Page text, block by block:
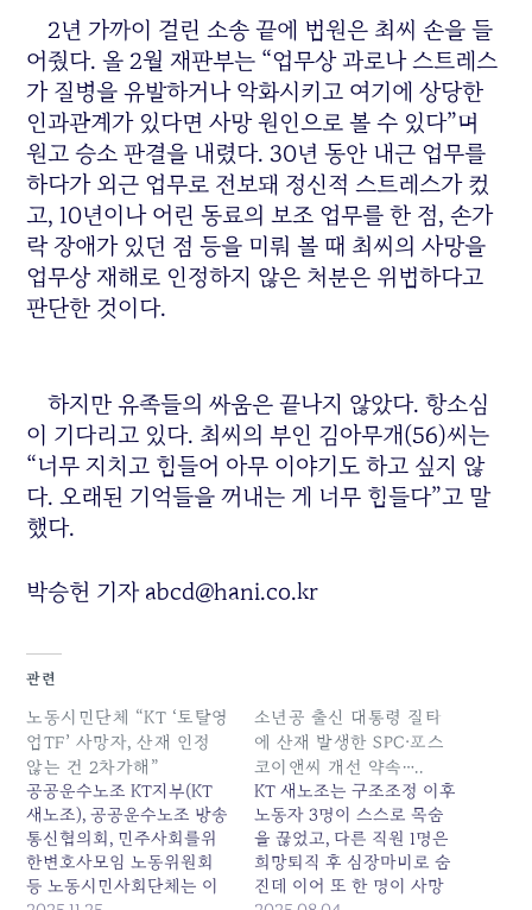
2년 가까이 걸린 소송 끝에 법원은 최씨 손을 들
어줬다. 올 2월 재판부는 “업무상 과로나 스트레스
가 질병을 유발하거나 악화시키고 여기에 상당한
인과관계가 있다면 사망 원인으로 볼 수 있다”며
원고 승소 판결을 내렸다. 30년 동안 내근 업무를
하다가 외근 업무로 전보돼 정신적 스트레스가 컸
고, 10년이나 어린 동료의 보조 업무를 한 점, 손가
락 장애가 있던 점 등을 미뤄 볼 때 최씨의 사망을
업무상 재해로 인정하지 않은 처분은 위법하다고
판단한 것이다.
하지만 유족들의 싸움은 끝나지 않았다. 항소심
이 기다리고 있다. 최씨의 부인 김아무개(56)씨는
“너무 지치고 힘들어 아무 이야기도 하고 싶지 않
다. 오래된 기억들을 꺼내는 게 너무 힘들다”고 말
했다.
박승헌 기자 abcd@hani.co.kr
관련
노동시민단체 “KT ‘토탈영
업TF’ 사망자, 산재 인정
않는 건 2차가해”
공공운수노조 KT지부(KT
새노조), 공공운수노조 방송
통신협의회, 민주사회를위
한변호사모임 노동위원회
등 노동시민사회단체는 이
소년공 출신 대통령 질타
에 산재 발생한 SPC·포스
코이앤씨 개선 약속…..
KT 새노조는 구조조정 이후
노동자 3명이 스스로 목숨
을 끊었고, 다른 직원 1명은
희망퇴직 후 심장마비로 숨
진데 이어 또 한 명이 사망